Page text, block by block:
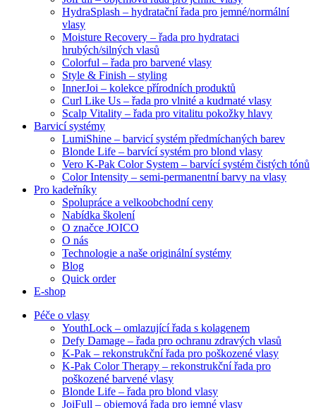
HydraSplash – hydratační řada pro jemné/normální
vlasy
Moisture Recovery – řada pro hydrataci
hrubých/silných vlasů
Colorful – řada pro barvené vlasy
Style & Finish – styling
InnerJoi – kolekce přírodních produktů
Curl Like Us – řada pro vlnité a kudrnaté vlasy
Scalp Vitality – řada pro vitalitu pokožky hlavy
Barvicí systémy
LumiShine – barvicí systém předmíchaných barev
Blonde Life – barvící systém pro blond vlasy
Vero K-Pak Color System – barvící systém čistých tónů
Color Intensity – semi-permanentní barvy na vlasy
Pro kadeřníky
Spolupráce a velkoobchodní ceny
Nabídka školení
O značce JOICO
O nás
Technologie a naše originální systémy
Blog
Quick order
E-shop
Péče o vlasy
YouthLock – omlazující řada s kolagenem
Defy Damage – řada pro ochranu zdravých vlasů
K-Pak – rekonstrukční řada pro poškozené vlasy
K-Pak Color Therapy – rekonstrukční řada pro
poškozené barvené vlasy
Blonde Life – řada pro blond vlasy
JoiFull – objemová řada pro jemné vlasy